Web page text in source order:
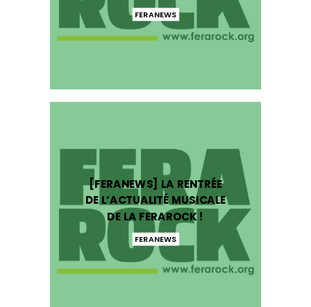
FERANEWS
[FERANEWS] LA RENTRÉE
DE L’ACTUALITÉ MUSICALE
DE LA FERAROCK !
FERANEWS